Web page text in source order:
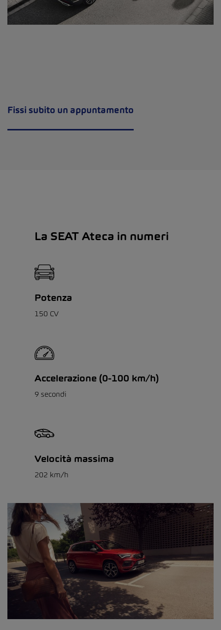
Fissi subito un appuntamento
La SEAT Ateca in numeri
Potenza
150 CV
Accelerazione (0-100 km/h)
9 secondi
Velocità massima
202 km/h